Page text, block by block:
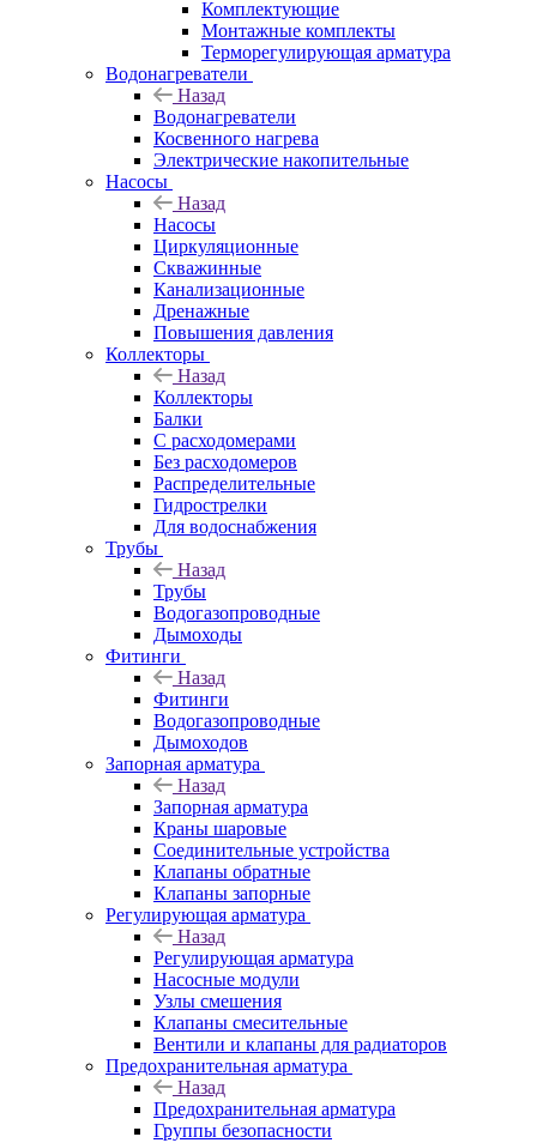
Комплектующие
Монтажные комплекты
Терморегулирующая арматура
Водонагреватели
Назад
Водонагреватели
Косвенного нагрева
Электрические накопительные
Насосы
Назад
Насосы
Циркуляционные
Скважинные
Канализационные
Дренажные
Повышения давления
Коллекторы
Назад
Коллекторы
Балки
С расходомерами
Без расходомеров
Распределительные
Гидрострелки
Для водоснабжения
Трубы
Назад
Трубы
Водогазопроводные
Дымоходы
Фитинги
Назад
Фитинги
Водогазопроводные
Дымоходов
Запорная арматура
Назад
Запорная арматура
Краны шаровые
Соединительные устройства
Клапаны обратные
Клапаны запорные
Регулирующая арматура
Назад
Регулирующая арматура
Насосные модули
Узлы смешения
Клапаны смесительные
Вентили и клапаны для радиаторов
Предохранительная арматура
Назад
Предохранительная арматура
Группы безопасности